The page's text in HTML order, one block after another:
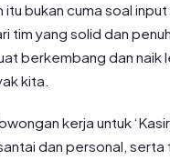
itu bukan cuma soal
tim yang solid dan
berkembang dan naik
kita.
kerja untuk
dan personal,